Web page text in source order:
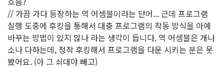
// 가끔 가다 등장하는 역 어셈블이라는 단어... 근데 프로그램
실행 도중에 후킹을 통해서 대충 프로그램의 작동 방식을 아예
바꾸는 방법이 있지 않나 라는 생각이 듭니다. 역 어셈블은 개나
소나 다하는데, 정작 후킹해서 프로그램을 다운 시키는 분은 못
봤어요. (아 그 쇠대야 빼고)